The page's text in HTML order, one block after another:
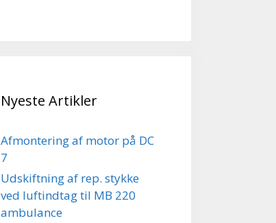
Nyeste Artikler
Afmontering af motor på DC
7
Udskiftning af rep. stykke
ved luftindtag til MB 220
ambulance